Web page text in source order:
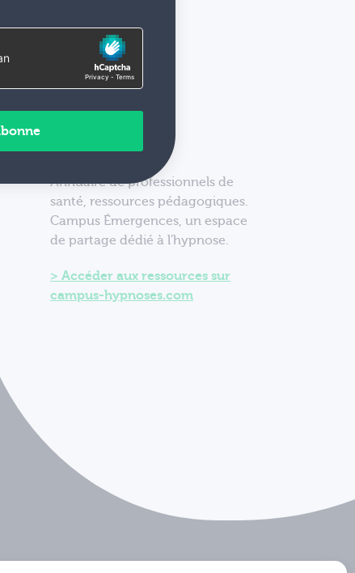
Annuaire de professionnels de
santé, ressources pédagogiques.
Campus Émergences, un espace
de partage dédié à l'hypnose.
Accéder aux ressources sur
campus-hypnoses.com